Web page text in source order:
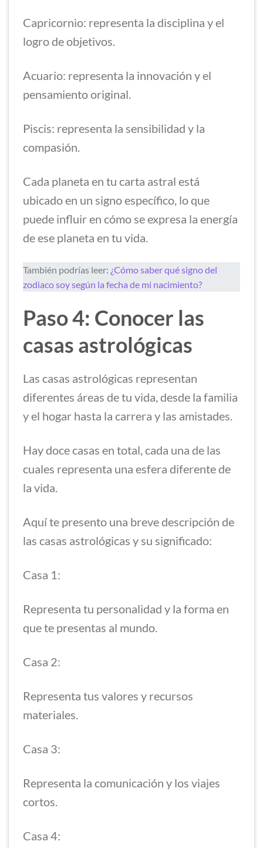
Capricornio: representa la disciplina y el
logro de objetivos.
Acuario: representa la innovación y el
pensamiento original.
Piscis: representa la sensibilidad y la
compasión.
Cada planeta en tu carta astral está
ubicado en un signo específico, lo que
puede influir en cómo se expresa la energía
de ese planeta en tu vida.
También podrías leer: ¿Cómo saber qué signo del
zodiaco soy según la fecha de mi nacimiento?
Paso 4: Conocer las
casas astrológicas
Las casas astrológicas representan
diferentes áreas de tu vida, desde la familia
y el hogar hasta la carrera y las amistades.
Hay doce casas en total, cada una de las
cuales representa una esfera diferente de
la vida.
Aquí te presento una breve descripción de
las casas astrológicas y su significado:
Casa 1:
Representa tu personalidad y la forma en
que te presentas al mundo.
Casa 2:
Representa tus valores y recursos
materiales.
Casa 3:
Representa la comunicación y los viajes
cortos.
Casa 4: